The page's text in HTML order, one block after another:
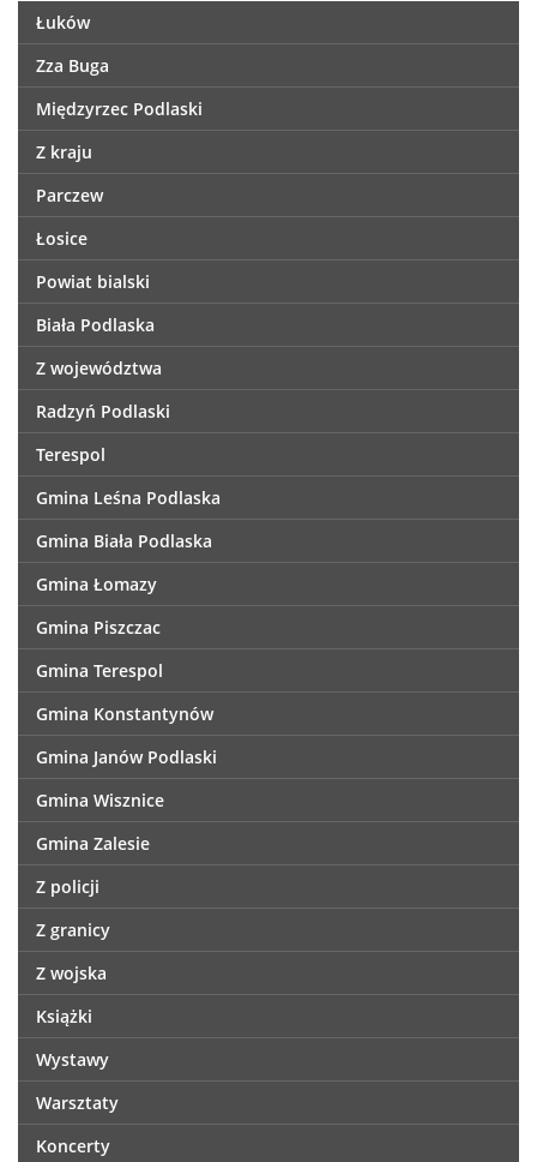
Łuków
Zza Buga
Międzyrzec Podlaski
Z kraju
Parczew
Łosice
Powiat bialski
Biała Podlaska
Z województwa
Radzyń Podlaski
Terespol
Gmina Leśna Podlaska
Gmina Biała Podlaska
Gmina Łomazy
Gmina Piszczac
Gmina Terespol
Gmina Konstantynów
Gmina Janów Podlaski
Gmina Wisznice
Gmina Zalesie
Z policji
Z granicy
Z wojska
Książki
Wystawy
Warsztaty
Koncerty